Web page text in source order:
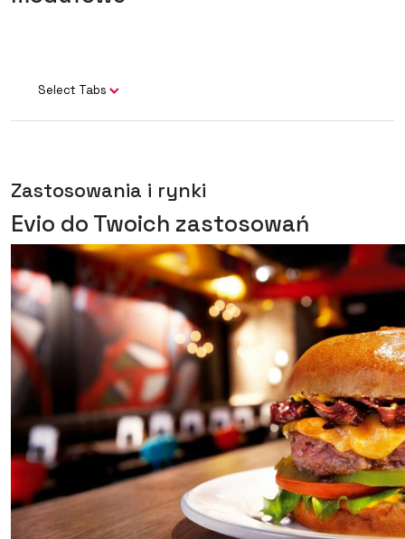
Select Tabs
Zastosowania i rynki
Evio do Twoich zastosowań